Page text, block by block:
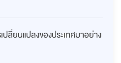
ลี่ยนแปลงของประเทศมาอย่าง